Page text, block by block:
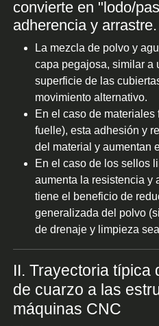
convierte en "lodo/
adherencia y arrastre.
La mezcla de polvo y
capa pegajosa, similar a
superficie de las
movimiento alternativo.
En el caso de
fuelle), esta adhesión y
del material y aumentan
En el caso de los sellos
aumenta la resistencia y
tiene el beneficio de
generalizada del polvo
de drenaje y limpieza
II. Trayectoria típica
de cuarzo a las
máquinas CNC